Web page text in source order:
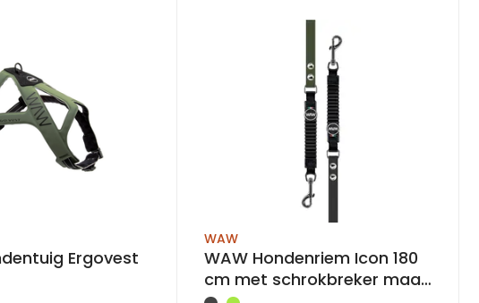
Ergovest
WAW
WAW Hondenriem Icon 180
cm met schrokbreker maat